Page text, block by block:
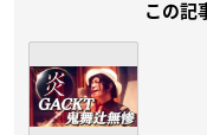
この記